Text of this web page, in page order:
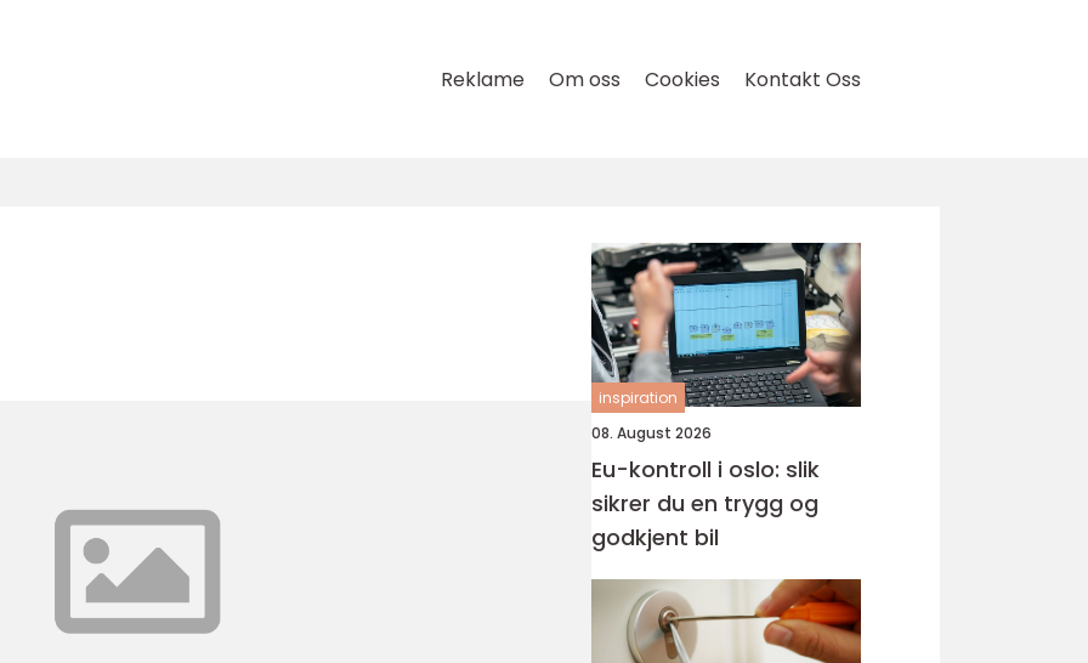
Reklame Om oss Cookies Kontakt Oss
inspiration
08. August 2026
Eu-kontroll i oslo: slik
sikrer du en trygg og
godkjent bil